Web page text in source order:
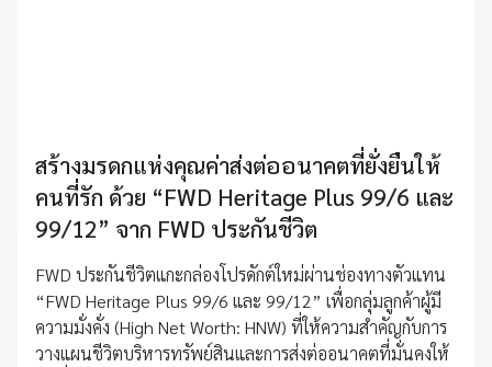
สร้างมรดกแห่งคุณค่าส่งต่ออนาคตที่ยั่งยืนให้
คนที่รัก ด้วย “FWD Heritage Plus 99/6 และ
99/12” จาก FWD ประกันชีวิต
FWD ประกันชีวิตแกะกล่องโปรดักต์ใหม่ผ่านช่องทางตัวแทน
“FWD Heritage Plus 99/6 และ 99/12” เพื่อกลุ่มลูกค้าผู้มี
ความมั่งคั่ง (High Net Worth: HNW) ที่ให้ความสำคัญกับการ
วางแผนชีวิตบริหารทรัพย์สินและการส่งต่ออนาคตที่มั่นคงให้